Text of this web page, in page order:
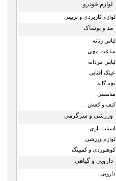
لوازم خودرو
لوازم کاربردی و تزیینی
مد و پوشاک
لباس زنانه
ساعت مچی
لباس مردانه
عینک آفتابی
بچه گانه
مناسبتی
کیف و کفش
ورزشی و سرگرمی
اسباب بازی
لوازم ورزشی
کوهنوردی و کمپینگ
دارویی و گیاهی
دارویی